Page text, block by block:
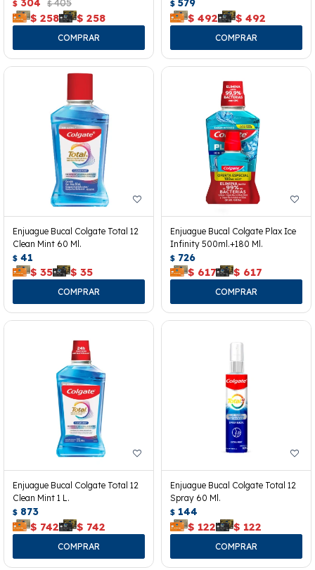
$ 304 $ 405
$ 258 $ 258
$ 579
$ 492 $ 492
Enjuague Bucal Colgate Total 12
Clean Mint 60 Ml.
$ 41
$ 35 $ 35
Enjuague Bucal Colgate Plax Ice
Infinity 500ml.+180 Ml.
$ 726
$ 617 $ 617
Enjuague Bucal Colgate Total 12
Clean Mint 1 L.
$ 873
$ 742 $ 742
Enjuague Bucal Colgate Total 12
Spray 60 Ml.
$ 144
$ 122 $ 122